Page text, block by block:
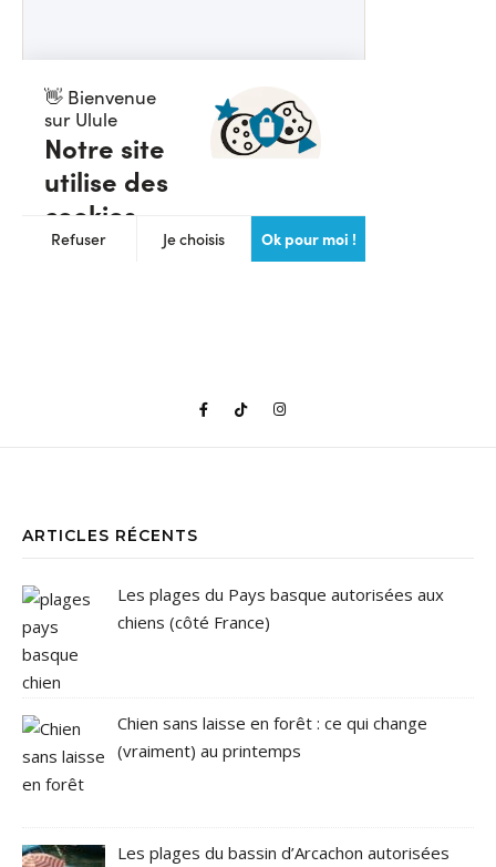
ARTICLES RÉCENTS
Les plages du Pays basque autorisées aux
chiens (côté France)
Chien sans laisse en forêt : ce qui change
(vraiment) au printemps
Les plages du bassin d’Arcachon autorisées